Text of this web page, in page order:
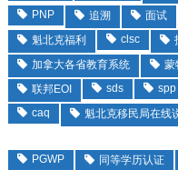
PNP
追溯 面试
魁北克福利
clsc
加拿大各省教育系统
蒙
联邦EOI
sds spp
caq
魁北克移民局在线
PGWP
同等学历认证